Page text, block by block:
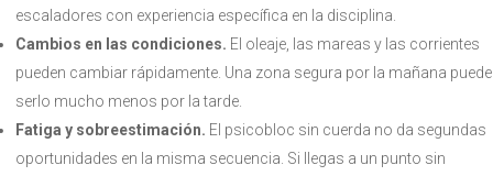
escaladores con experiencia específica en la disciplina.
Cambios en las condiciones. El oleaje, las mareas y las corrientes
pueden cambiar rápidamente. Una zona segura por la mañana puede
serlo mucho menos por la tarde.
Fatiga y sobreestimación. El psicobloc sin cuerda no da segundas
oportunidades en la misma secuencia. Si llegas a un punto sin